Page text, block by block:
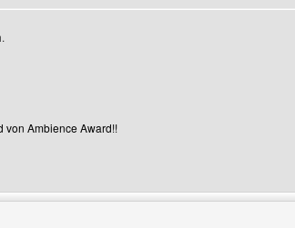
von Ambience Award!!
guardian